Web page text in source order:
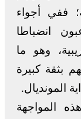
ففي أجواء
انضباطا
وهو ما
بثقة كبيرة
المونديال.
المواجهة